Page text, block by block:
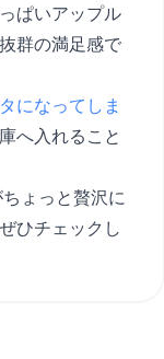
ぱいアップル
群の満足感で
になってしま
へ入れること
ょっと贅沢に
ひチェックし